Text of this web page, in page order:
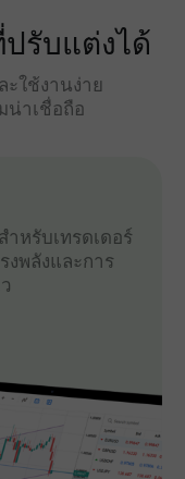
รับแต่งได้
ะใช้งานง่าย
น่าเชื่อถือ
หรับเทรดเดอร์
งพลังและการ